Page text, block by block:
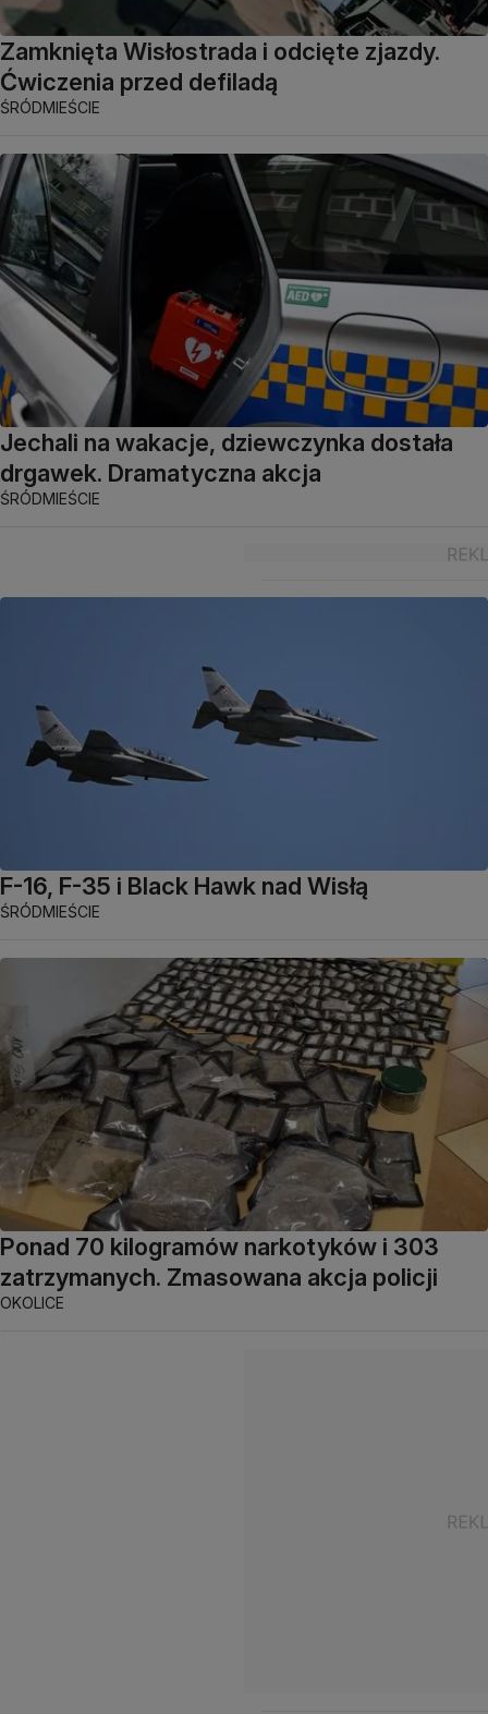
Zamknięta Wisłostrada i odcięte zjazdy.
Ćwiczenia przed defiladą
ŚRÓDMIEŚCIE
Jechali na wakacje, dziewczynka dostała
drgawek. Dramatyczna akcja
ŚRÓDMIEŚCIE
F-16, F-35 i Black Hawk nad Wisłą
ŚRÓDMIEŚCIE
Ponad 70 kilogramów narkotyków i 303
zatrzymanych. Zmasowana akcja policji
OKOLICE